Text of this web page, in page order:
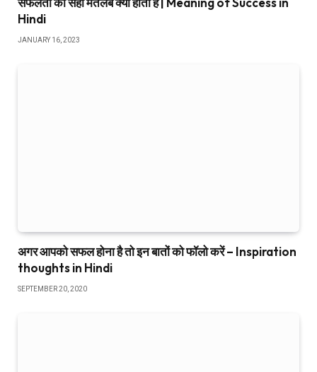
Hindi
JANUARY 16, 2023
अगर आपको सफल होना है तो इन बातों को फॉलो करें – Inspiration
thoughts in Hindi
SEPTEMBER 20, 2020